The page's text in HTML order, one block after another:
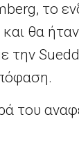
το
θα ήταν
την
του